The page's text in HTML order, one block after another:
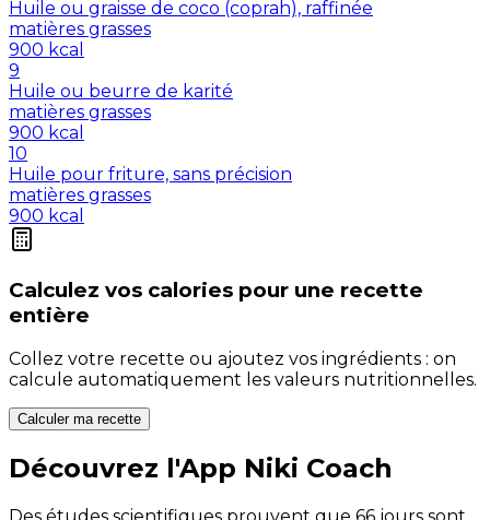
Huile ou graisse de coco (coprah), raffinée
matières grasses
900 kcal
9
Huile ou beurre de karité
matières grasses
900 kcal
10
Huile pour friture, sans précision
matières grasses
900 kcal
Calculez vos calories pour une recette
entière
Collez votre recette ou ajoutez vos ingrédients : on
calcule automatiquement les valeurs nutritionnelles.
Calculer ma recette
Découvrez l'App Niki Coach
Des études scientifiques prouvent que 66 jours sont